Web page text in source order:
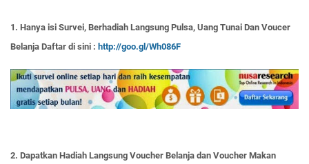
1. Hanya isi Survei, Berhadiah Langsung Pulsa, Uang Tunai Dan Voucer
Belanja Daftar di sini : http://goo.gl/Wh086F
2. Dapatkan Hadiah Langsung Voucher Belanja dan Voucher Makan